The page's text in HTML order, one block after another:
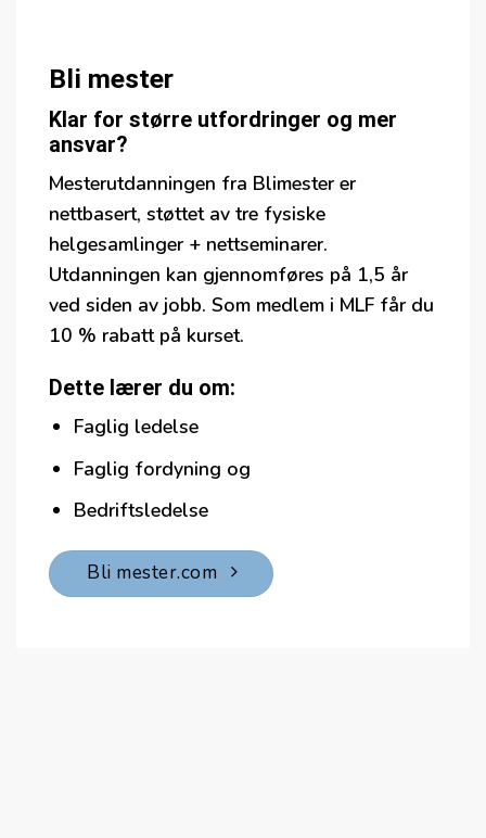
Bli mester
Klar for større utfordringer og mer
ansvar?
Mesterutdanningen fra Blimester er
nettbasert, støttet av tre fysiske
helgesamlinger + nettseminarer.
Utdanningen kan gjennomføres på 1,5 år
ved siden av jobb. Som medlem i MLF får du
10 % rabatt på kurset.
Dette lærer du om:
Faglig ledelse
Faglig fordyning og
Bedriftsledelse
Bli mester.com